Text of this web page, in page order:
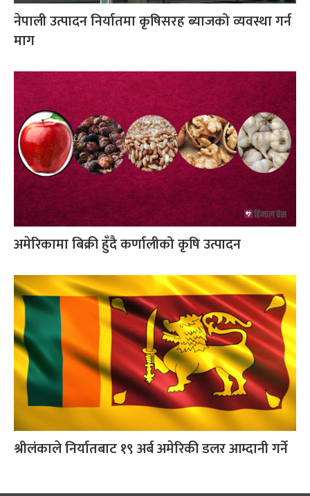
नेपाली उत्पादन निर्यातमा कृषिसरह ब्याजको व्यवस्था गर्न
माग
अमेरिकामा बिक्री हुँदै कर्णालीको कृषि उत्पादन
श्रीलंकाले निर्यातबाट १९ अर्ब अमेरिकी डलर आम्दानी गर्ने